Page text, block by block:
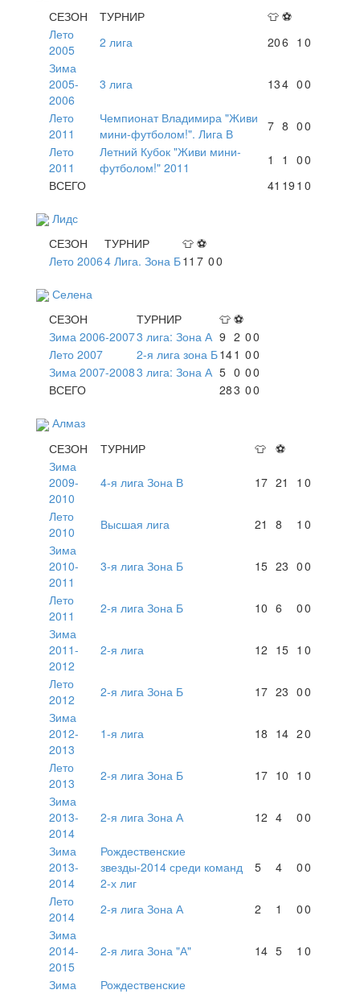
СЕЗОН
ТУРНИР 👕 ⚽
Лето
2005
2 лига 206 1 0
Зима
2005-
2006
3 лига 134 00
Лето
2011
Чемпионат Владимира "Живи
мини-футболом!". Лига В
7 8 00
Лето
2011
Летний Кубок "Живи мини-
футболом!" 2011
1 1 00
ВСЕГО
41 19 1 0
Лидс
СЕЗОН
ТУРНИР 👕 ⚽
Лето 20064 Лига. Зона Б11 7 00
Селена
СЕЗОН
ТУРНИР 👕 ⚽
Зима 2006-20073 лига: Зона А 9 2 00
Лето 2007
2-я лига зона Б141 00
Зима 2007-20083 лига: Зона А 5 0 00
ВСЕГО
283 00
Алмаз
СЕЗОН
ТУРНИР 👕 ⚽
Зима
2009-
2010
4-я лига Зона В 17 21 1 0
Лето
2010
Высшая лига 21 8 1 0
Зима
2010-
2011
3-я лига Зона Б 15 23 00
Лето
2011
2-я лига Зона Б 10 6 00
Зима
2011-
2012
2-я лига 12 15 1 0
Лето
2012
2-я лига Зона Б 17 23 00
Зима
2012-
2013
1-я лига 18 14 20
Лето
2013
2-я лига Зона Б 17 10 1 0
Зима
2013-
2014
2-я лига Зона А 12 4 00
Зима
2013-
2014
Рождественские
звезды-2014 среди команд
2-х лиг
5 4 00
Лето
2014
2-я лига Зона А 2 1 00
Зима
2014-
2015
2-я лига Зона "А" 14 5 1 0
Зима
Рождественские